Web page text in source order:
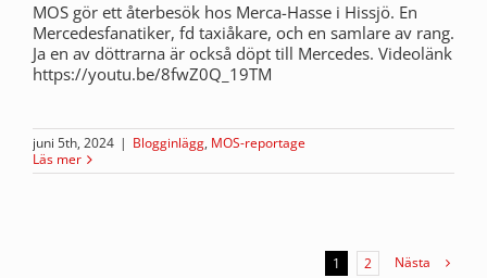
MOS gör ett återbesök hos Merca-Hasse i Hissjö. En
Mercedesfanatiker, fd taxiåkare, och en samlare av rang.
Ja en av döttrarna är också döpt till Mercedes. Videolänk
https://youtu.be/8fwZ0Q_19TM
juni 5th, 2024 | Blogginlägg, MOS-reportage
Läs mer
1 2 Nästa